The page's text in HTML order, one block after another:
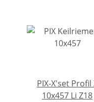
PIX-X'set Profil
10x457 Li Z18